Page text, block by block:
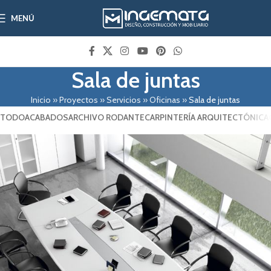
MENÚ
Sala de juntas
Inicio »Proyectos »Servicios »Oficinas »Sala de juntas
TODOACABADOSARCHIVO RODANTECARPINTERÍA ARQUITECTÓNICA